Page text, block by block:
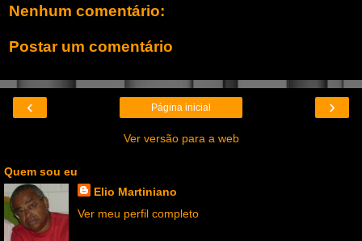
Nenhum comentário:
Postar um comentário
‹ ›
Página inicial
Ver versão para a web
Quem sou eu
Elio Martiniano
Ver meu perfil completo